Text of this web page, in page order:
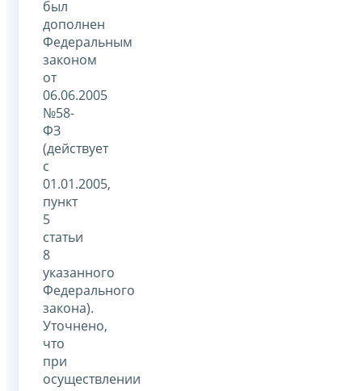
был
дополнен
Федеральным
законом
от
06.06.2005
№58-
ФЗ
(действует
с
01.01.2005,
пункт
5
статьи
8
указанного
Федерального
закона).
Уточнено,
что
при
осуществлении